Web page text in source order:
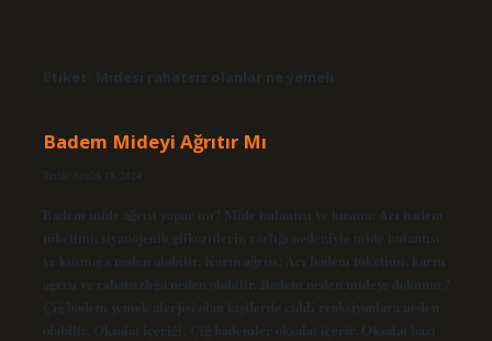
Etiket: Midesi rahatsız olanlar ne yemeli
Badem Mideyi Ağrıtır Mı
Tarih: Aralık 18, 2024
Badem mide ağrısı yapar mı? Mide bulantısı ve kusma: Acı badem
tüketimi, siyanojenik glikozitlerin varlığı nedeniyle mide bulantısı
ve kusmaya neden olabilir. Karın ağrısı: Acı badem tüketimi, karın
ağrısı ve rahatsızlığa neden olabilir. Badem neden mideye dokunur?
Çiğ badem yemek alerjisi olan kişilerde ciddi reaksiyonlara neden
olabilir. Oksalat içeriği: Çiğ bademler oksalat içerir. Oksalat bazı